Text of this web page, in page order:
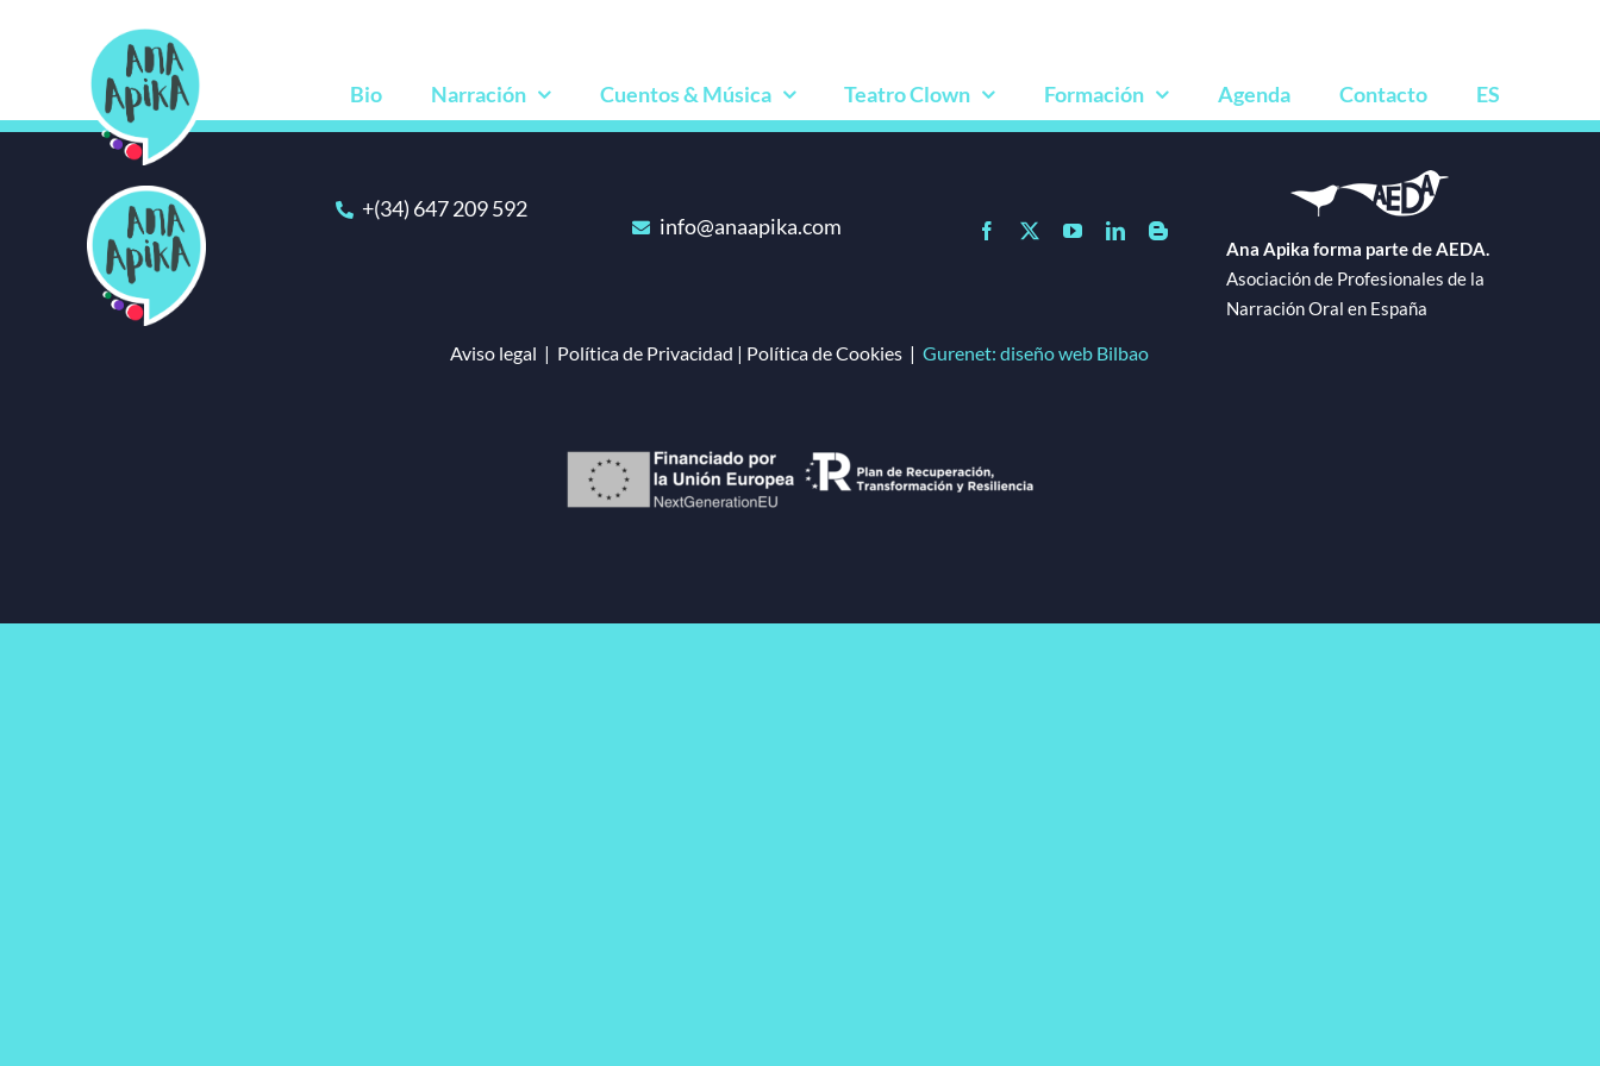
contenido
Bio Narración Cuentos & Música Teatro Clown Formación Agenda Contacto ES
+(34) 647 209 592
info@anaapika.com
Ana Apika forma parte de AEDA.
Asociación de Profesionales de la
Narración Oral en España
Aviso legal | Política de Privacidad | Política de Cookies |Gurenet: diseño web Bilbao